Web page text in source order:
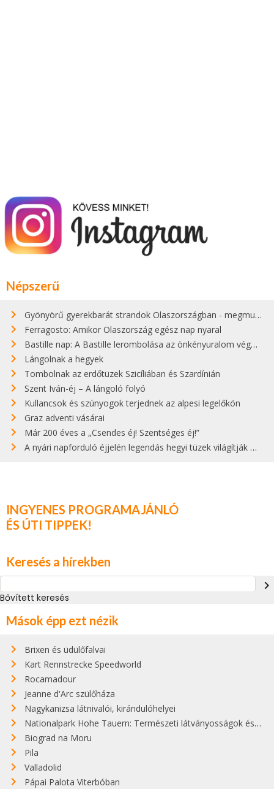
Népszerű
Gyönyörű gyerekbarát strandok Olaszországban - megmutatjuk a 15 legjobbat
Ferragosto: Amikor Olaszország egész nap nyaral
Bastille nap: A Bastille lerombolása az önkényuralom végét jelentette
Lángolnak a hegyek
Tombolnak az erdőtüzek Szicíliában és Szardínián
Szent Iván-éj – A lángoló folyó
Kullancsok és szúnyogok terjednek az alpesi legelőkön
Graz adventi vásárai
Már 200 éves a „Csendes éj! Szentséges éj!”
A nyári napforduló éjjelén legendás hegyi tüzek világítják meg Zugspitzét
INGYENES PROGRAMAJÁNLÓ
ÉS ÚTI TIPPEK!
Keresés a hírekben
navigate_next
Bővített keresés
Mások épp ezt nézik
Brixen és üdülőfalvai
Kart Rennstrecke Speedworld
Rocamadour
Jeanne d'Arc szülőháza
Nagykanizsa látnivalói, kirándulóhelyei
Nationalpark Hohe Tauern: Természeti látványosságok és kirándulástippek
Biograd na Moru
Pila
Valladolid
Pápai Palota Viterbóban